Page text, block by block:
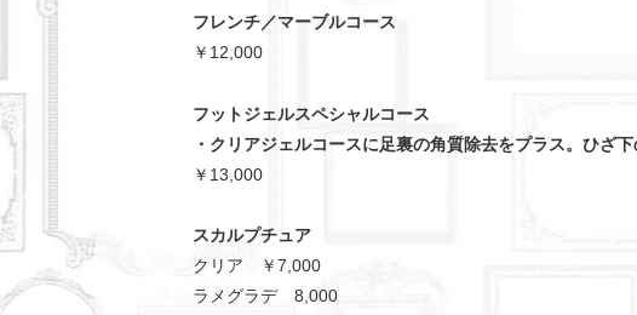
フレンチ／マーブルコース
￥12,000
フットジェルスペシャルコース
・クリアジェルコースに足裏の角質除去をプラス。ひざ
￥13,000
スカルプチュア
クリア ￥7,000
ラメグラデ 8,000